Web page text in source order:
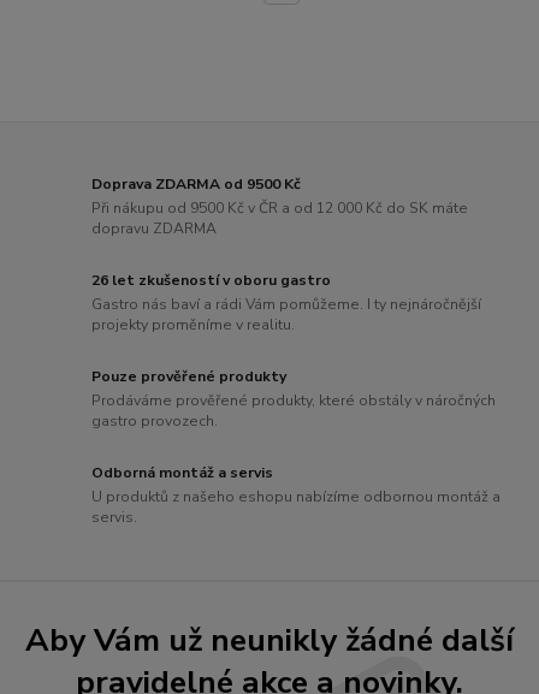
Doprava ZDARMA od 9500 Kč
Při nákupu od 9500 Kč v ČR a od 12 000 Kč do SK máte
dopravu ZDARMA
26 let zkušeností v oboru gastro
Gastro nás baví a rádi Vám pomůžeme. I ty nejnáročnější
projekty proměníme v realitu.
Pouze prověřené produkty
Prodáváme prověřené produkty, které obstály v náročných
gastro provozech.
Odborná montáž a servis
U produktů z našeho eshopu nabízíme odbornou montáž a
servis.
Aby Vám už neunikly žádné další
pravidelné akce a novinky.